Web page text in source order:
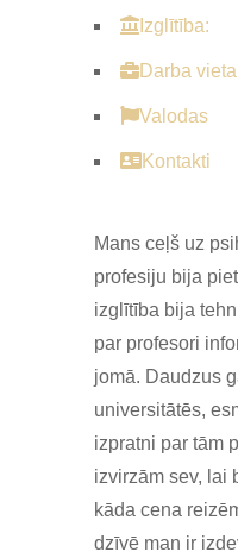
Izglītība:
Darba
Valodas
Kontakti
Mans ceļš uz
profesiju bija
izglītība bija
par profesori
jomā. Daudzus
universitātēs,
izpratni par tām
izvirzām sev, lai
kāda cena
dzīvē man ir